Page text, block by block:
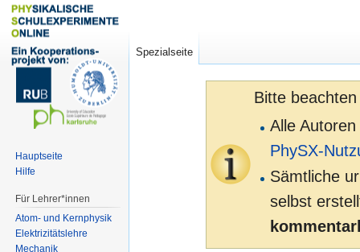
Bitte
Alle
PhySX-
Sämtliche
selbst
Spezialseite
Hauptseite
Hilfe
Für Lehrer*innen
Atom- und Kernphysik
Elektrizitätslehre
Mechanik